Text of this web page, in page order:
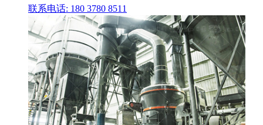
联系电话: 180 3780 8511